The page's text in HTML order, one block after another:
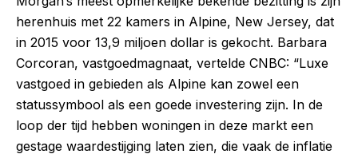
herenhuis met 22 kamers in Alpine, New Jersey, dat
in 2015 voor 13,9 miljoen dollar is gekocht. Barbara
Corcoran, vastgoedmagnaat, vertelde CNBC: “Luxe
vastgoed in gebieden als Alpine kan zowel een
statussymbool als een goede investering zijn. In de
loop der tijd hebben woningen in deze markt een
gestage waardestijging laten zien, die vaak de inflatie